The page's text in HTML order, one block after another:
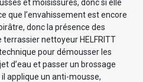
et moisissures, donc si elle
que l’envahissement est encore
donc la présence des
terrassier nettoyeur HELFRITT
pour démousser les
d’eau et passer un brossage
applique un anti-mousse,